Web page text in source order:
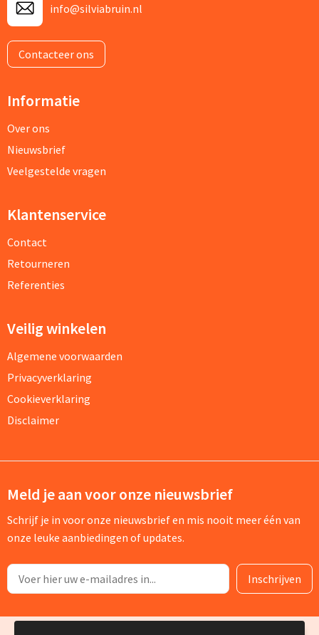
info@silviabruin.nl
Contacteer ons
Informatie
Over ons
Nieuwsbrief
Veelgestelde vragen
Klantenservice
Contact
Retourneren
Referenties
Veilig winkelen
Algemene voorwaarden
Privacyverklaring
Cookieverklaring
Disclaimer
Meld je aan voor onze nieuwsbrief
Schrijf je in voor onze nieuwsbrief en mis nooit meer één van
onze leuke aanbiedingen of updates.